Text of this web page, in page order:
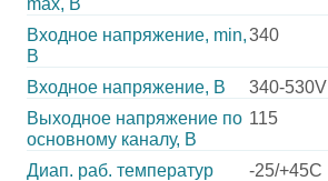
max, В
Входное напряжение, min,
В
340
Входное напряжение, В
340-530V
Выходное напряжение по
основному каналу, В
115
Диап. раб. температур
-25/+45C